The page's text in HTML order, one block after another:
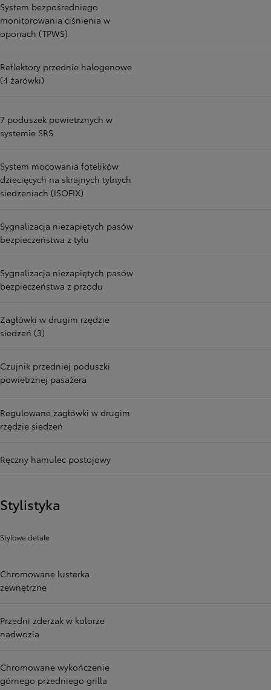
System bezpośredniego
monitorowania ciśnienia w
oponach (TPWS)
Reflektory przednie halogenowe
(4 żarówki)
7 poduszek powietrznych w
systemie SRS
System mocowania fotelików
dziecięcych na skrajnych tylnych
siedzeniach (ISOFIX)
Sygnalizacja niezapiętych pasów
bezpieczeństwa z tyłu
Sygnalizacja niezapiętych pasów
bezpieczeństwa z przodu
Zagłówki w drugim rzędzie
siedzeń (3)
Czujnik przedniej poduszki
powietrznej pasażera
Regulowane zagłówki w drugim
rzędzie siedzeń
Ręczny hamulec postojowy
Stylistyka
Stylowe detale
Chromowane lusterka
zewnętrzne
Przedni zderzak w kolorze
nadwozia
Chromowane wykończenie
górnego przedniego grilla